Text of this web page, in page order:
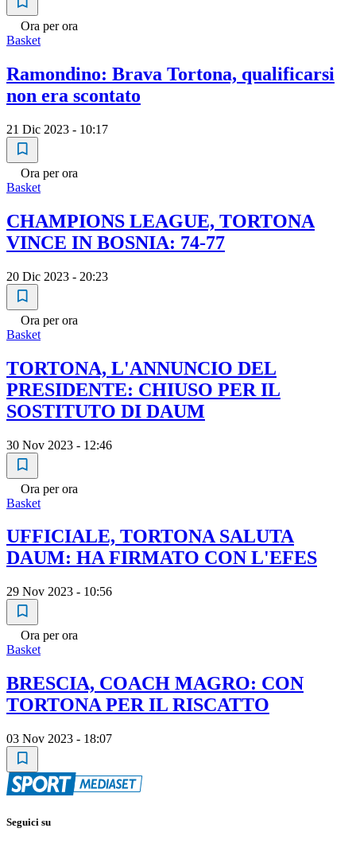
Ora per ora
Basket
Ramondino: Brava Tortona, qualificarsi
non era scontato
21 Dic 2023 - 10:17
Ora per ora
Basket
CHAMPIONS LEAGUE, TORTONA
VINCE IN BOSNIA: 74-77
20 Dic 2023 - 20:23
Ora per ora
Basket
TORTONA, L'ANNUNCIO DEL
PRESIDENTE: CHIUSO PER IL
SOSTITUTO DI DAUM
30 Nov 2023 - 12:46
Ora per ora
Basket
UFFICIALE, TORTONA SALUTA
DAUM: HA FIRMATO CON L'EFES
29 Nov 2023 - 10:56
Ora per ora
Basket
BRESCIA, COACH MAGRO: CON
TORTONA PER IL RISCATTO
03 Nov 2023 - 18:07
Seguici su